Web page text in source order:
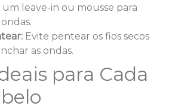
um leave-in ou mousse para
Evite pentear os fios secos
as ondas.
para Cada